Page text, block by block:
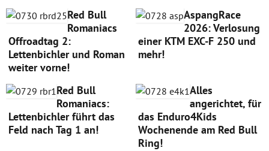
Red Bull
Romaniacs
Offroadtag 2:
Lettenbichler und Roman
weiter vorne!
AspangRace
2026: Verlosung
einer KTM EXC-F 250 und
mehr!
Red Bull
Romaniacs:
Lettenbichler führt das
Feld nach Tag 1 an!
Alles
angerichtet, für
das Enduro4Kids
Wochenende am Red Bull
Ring!